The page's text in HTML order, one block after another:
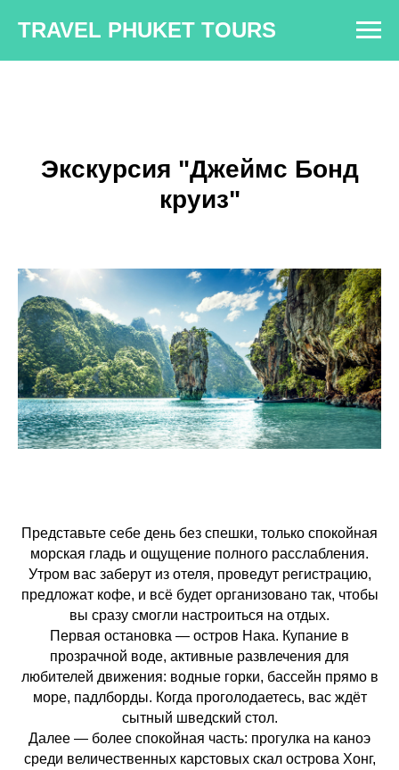
TRAVEL PHUKET TOURS
Экскурсия "Джеймс Бонд
круиз"
Представьте себе день без спешки, только спокойная
морская гладь и ощущение полного расслабления.
Утром вас заберут из отеля, проведут регистрацию,
предложат кофе, и всё будет организовано так, чтобы
вы сразу смогли настроиться на отдых.
Первая остановка — остров Нака. Купание в
прозрачной воде, активные развлечения для
любителей движения: водные горки, бассейн прямо в
море, падлборды. Когда проголодаетесь, вас ждёт
сытный шведский стол.
Далее — более спокойная часть: прогулка на каноэ
среди величественных карстовых скал острова Хонг,